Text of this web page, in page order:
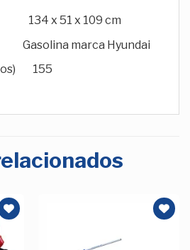
134 x 51 x 109 cm
marca Hyundai
155